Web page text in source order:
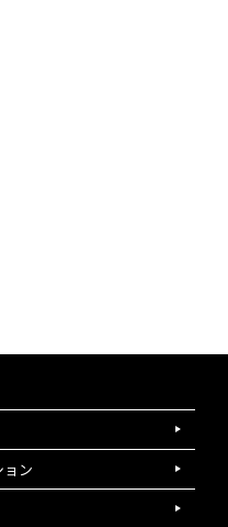
ョン